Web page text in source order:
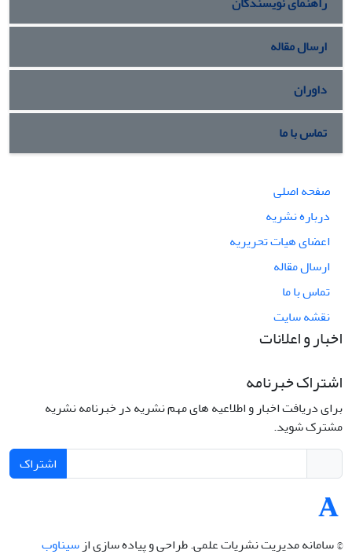
ارسال مقاله
داوران
تماس با ما
صفحه اصلی
درباره نشریه
اعضای هیات تحریریه
ارسال مقاله
تماس با ما
نقشه سایت
اخبار و اعلانات
اشتراک خبرنامه
برای دریافت اخبار و اطلاعیه های مهم نشریه در خبرنامه نشریه
مشترک شوید.
اشتراک
© سامانه مدیریت نشریات علمی.طراحی و پیاده سازی ازسیناوب